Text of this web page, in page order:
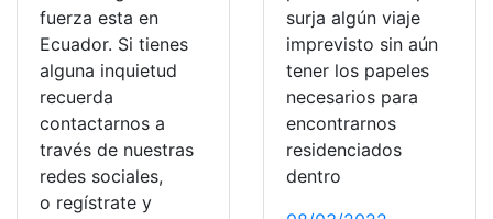
fuerza esta en
Ecuador. Si tienes
alguna inquietud
recuerda
contactarnos a
través de nuestras
redes sociales,
o regístrate y
surja algún viaje
imprevisto sin aún
tener los papeles
necesarios para
encontrarnos
residenciados
dentro